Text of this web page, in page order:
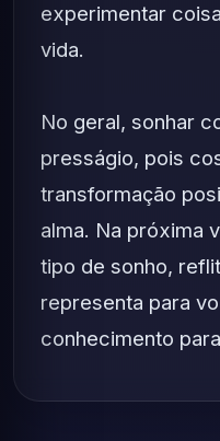
experimentar
vida.
No geral, sonhar
presságio, pois
transformação
alma. Na próxima
tipo de sonho,
representa para
conhecimento